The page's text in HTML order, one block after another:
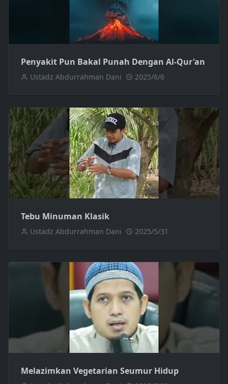
Penyakit Pun Bakal Punah Dengan Al-Qur'an
Ustadz Abdurrahman Dani 2025/6/6
Tebu Minuman Klasik
Ustadz Abdurrahman Dani 2025/5/31
Melazimkan Vegetarian Seumur Hidup